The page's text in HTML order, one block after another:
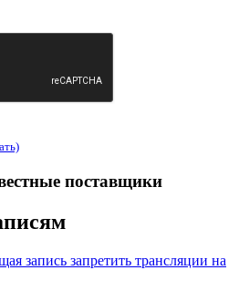
поставщики
запись запретить трансляции на